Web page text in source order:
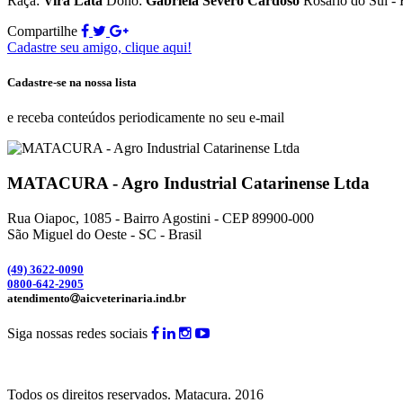
Compartilhe
Cadastre seu amigo, clique aqui!
Cadastre-se na nossa lista
e receba conteúdos periodicamente no seu e-mail
MATACURA - Agro Industrial Catarinense Ltda
Rua Oiapoc, 1085 - Bairro Agostini - CEP 89900-000
São Miguel do Oeste - SC - Brasil
(49) 3622-0090
0800-642-2905
atendimento
aicveterinaria.ind.br
Siga nossas redes sociais
Todos os direitos reservados. Matacura. 2016